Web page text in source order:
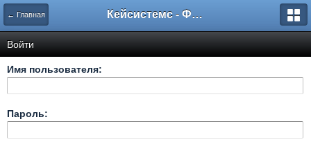
← Главная Кейсистемс - Форумы
Войти
Имя пользователя:
Пароль: